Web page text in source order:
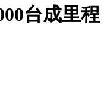
台成里程